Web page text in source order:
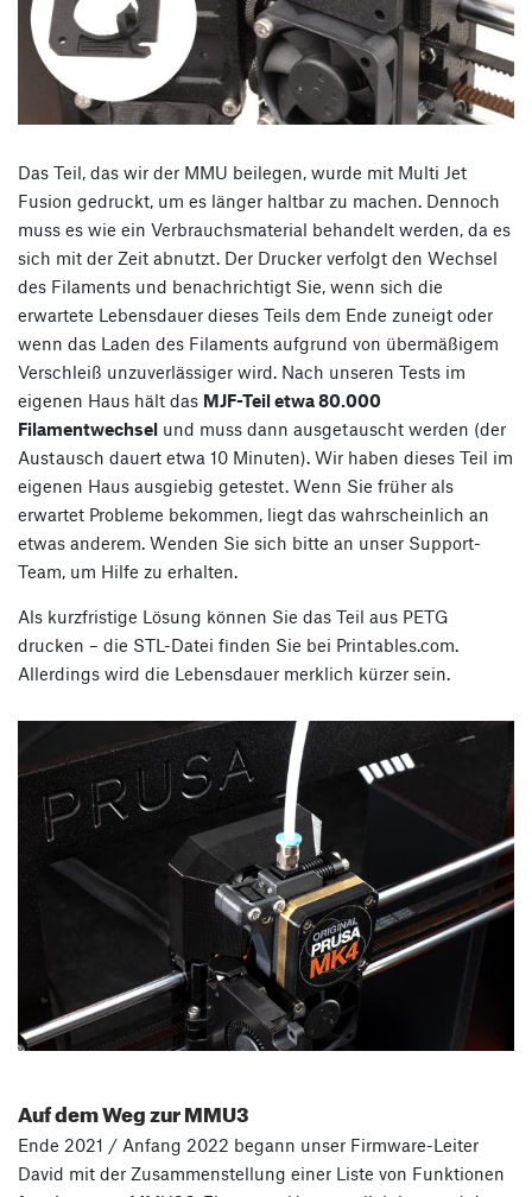
Das Teil, das wir der MMU beilegen, wurde mit Multi Jet
Fusion gedruckt, um es länger haltbar zu machen. Dennoch
muss es wie ein Verbrauchsmaterial behandelt werden, da es
sich mit der Zeit abnutzt. Der Drucker verfolgt den Wechsel
des Filaments und benachrichtigt Sie, wenn sich die
erwartete Lebensdauer dieses Teils dem Ende zuneigt oder
wenn das Laden des Filaments aufgrund von übermäßigem
Verschleiß unzuverlässiger wird. Nach unseren Tests im
eigenen Haus hält das MJF-Teil etwa 80.000
Filamentwechsel und muss dann ausgetauscht werden (der
Austausch dauert etwa 10 Minuten). Wir haben dieses Teil im
eigenen Haus ausgiebig getestet. Wenn Sie früher als
erwartet Probleme bekommen, liegt das wahrscheinlich an
etwas anderem. Wenden Sie sich bitte an unser Support-
Team, um Hilfe zu erhalten.
Als kurzfristige Lösung können Sie das Teil aus PETG
drucken – die STL-Datei finden Sie bei Printables.com.
Allerdings wird die Lebensdauer merklich kürzer sein.
Auf dem Weg zur MMU3
Ende 2021 / Anfang 2022 begann unser Firmware-Leiter
David mit der Zusammenstellung einer Liste von Funktionen